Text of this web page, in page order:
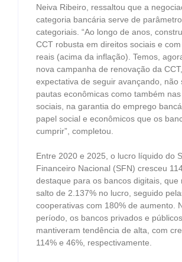
Neiva Ribeiro, ressaltou que a
categoria bancária serve de
categoriais. “Ao longo de anos,
CCT robusta em direitos sociais e
reais (acima da inflação). Temos,
nova campanha de renovação da
expectativa de seguir avançando, não
pautas econômicas como também
sociais, na garantia do emprego
papel social e econômicos que os
cumprir”, completou.
Entre 2020 e 2025, o lucro líquido do
Financeiro Nacional (SFN) cresceu
destaque para os bancos digitais, que
salto de 2.137% no lucro, seguido
cooperativas com 180% de aumento.
período, os bancos privados e
mantiveram tendência de alta, com
114% e 46%, respectivamente.